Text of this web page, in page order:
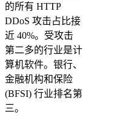
的所有 HTTP
DDoS 攻击占比接
近 40%。受攻击
第二多的行业是计
算机软件。银行、
金融机构和保险
(BFSI) 行业排名第
三。